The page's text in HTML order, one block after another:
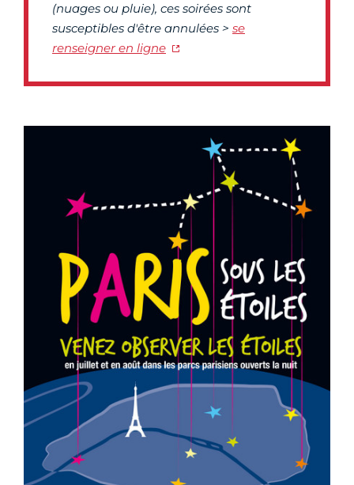
(nuages ou pluie), ces soirées sont
susceptibles d'être annulées > se
renseigner en ligne